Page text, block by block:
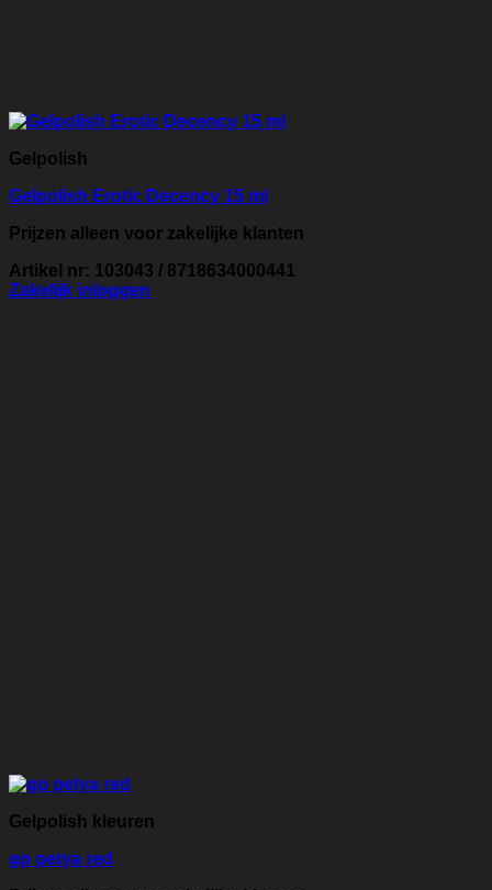
Gelpolish
Gelpolish Erotic Decency 15 ml
Prijzen alleen voor zakelijke klanten
Artikel nr: 103043 / 8718634000441
Zakelijk inloggen
Gelpolish kleuren
gp petya red